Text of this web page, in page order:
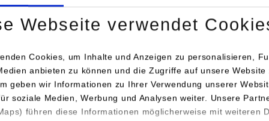
Webseite verwendet
Cookies, um Inhalte und Anzeigen zu personalisieren,
anbieten zu können und die Zugriffe auf unsere Website
geben wir Informationen zu Ihrer Verwendung unserer
soziale Medien, Werbung und Analysen weiter. Unsere
führen diese Informationen möglicherweise mit weiteren
Anforderungen und
der Arbeit ist frei gestaltbar, muss jedoch alle
Muster ist denLeitlinien für wissenschaftliche Arbeiten
, Punkt 4.1 „Titelseite“, zu entnehmen.